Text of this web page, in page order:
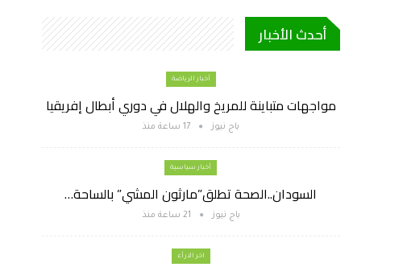
أحدث الأخبار
أخبار الرياضة
مواجهات متباينة للمريخ والهلال في دوري أبطال إفريقيا
باج نيوز 17 ساعة منذ
أخبار سياسية
السودان..الصحة تطلق”مارثون المشي” بالساحة…
باج نيوز 21 ساعة منذ
اخر الارأء